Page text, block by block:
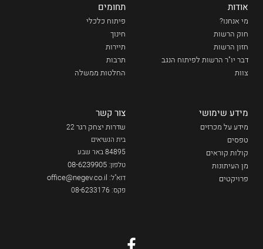
אודות
מי אנחנו?
חוק הרשות
חזון הרשות
דבר יו"ר הרשות לפיתוח הנגב
צוות
תחומים
פיתוח כלכלי
חינוך
תיירות
תרבות
החלטות ממשלה
מידע שימושי
מידע על מכרזים
טפסים
קולות קוראים
מן העיתונות
פרויקטים
צור קשר
שדרות יצחק רגר
בית הנשיאים
84895 באר שבע
טלפון:08-6239905
דוא"ל: office@negev.co.il
פקס: 08-6233176